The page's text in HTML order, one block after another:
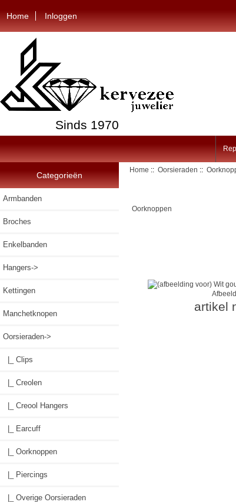
Home Inloggen
Sinds 1970
Categorieën
Armbanden
Broches
Enkelbanden
Hangers->
Kettingen
Manchetknopen
Oorsieraden->
|_ Clips
|_ Creolen
|_ Creool Hangers
|_ Earcuff
|_ Oorknoppen
|_ Piercings
|_ Overige Oorsieraden
Home ::Oorsieraden ::
Oorknoppen
artikel